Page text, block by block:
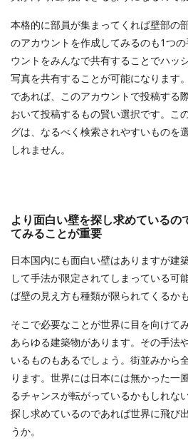
本格的に部員が集まってくれば壁部の
のアカウントを作成してみるのも1つ
ウントをみんなで共有することでハッ
写真を共有することが可能になります
であれば、このアカウントで投稿する
おいて投稿するもの賢い選択です。こ
グは、なるべく検索されやすいものを
しれません。
より面白い壁を探し求めているの
てみることが重要
日本国内にも面白い壁はありますが建
して手法が限定されてしまっている可
ば壁の見え方も種類が限られてくるか
そこで必要なことが世界に目を向けて
あらゆる建築物があります。その手法
いるものもあるでしょう。街並みから
ります。世界には日本には無かった一
るチャンスが転がっているかもしれな
探し求めているのであれば世界に飛び
うか。